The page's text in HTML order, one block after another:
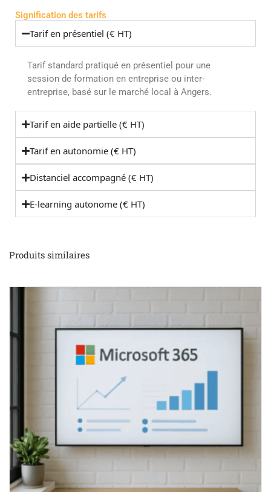
Signification des tarifs
Tarif en présentiel (€ HT)
Tarif standard pratiqué en présentiel pour une
session de formation en entreprise ou inter-
entreprise, basé sur le marché local à Angers.
Tarif en aide partielle (€ HT)
Tarif en autonomie (€ HT)
Distanciel accompagné (€ HT)
E-learning autonome (€ HT)
Produits similaires